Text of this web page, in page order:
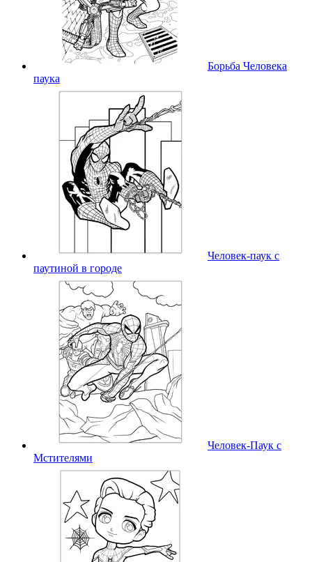
Борьба Человека
паука
Человек-паук с
паутиной в городе
Человек-Паук с
Мстителями